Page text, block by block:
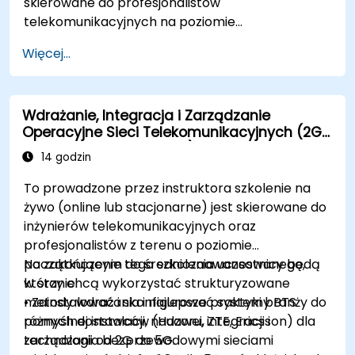
telekomunikacyjnych na poziomie
pełny cykl życia sieci 5G, od architektury i
projektowania przez wdrażanie, eksploatację i
bezpieczeństwo.
Więcej...
Wdrażanie, Integracja i Zarządzanie
Operacyjne Sieci Telekomunikacyjnych (2G–
5G oraz Enterprise Wi-Fi)
14 godzin
To prowadzone przez instruktora szkolenie na
żywo (online lub stacjonarne) jest skierowane do
inżynierów telekomunikacyjnych oraz
profesjonalistów z terenu o poziomie
początkującym do średniozaawansowanego,
którzy chcą wykorzystać strukturyzowane
metody wdrażania i najlepsze praktyki branży do
pomyślnej instalacji, nadzoru, integracji i
zarządzania bezprzewodowymi sieciami
Na zakończenie tego szkolenia uczestnicy będą
w stanie:
• Zainstalować i skonfigurować systemy BTS
różnych dostawców (Huawei, ZTE, Ericsson) dla
technologii od 2G do 5G.